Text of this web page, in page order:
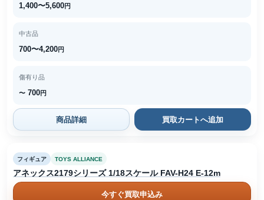
1,400〜5,600円
中古品
700〜4,200円
傷有り品
〜 700円
商品詳細 買取カートへ追加
フィギュア TOYS ALLIANCE
アネックス2179シリーズ 1/18スケール FAV-H24 E-12m
今すぐ買取申込み